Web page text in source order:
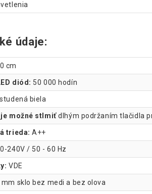
údaje:
cm
diód: 50 000 hodín
studená biela
možné stlmiťdlhým podržaním tlačidla
trieda: A++
240V / 50 - 60 Hz
VDE
mm sklo bez medi a bez olova